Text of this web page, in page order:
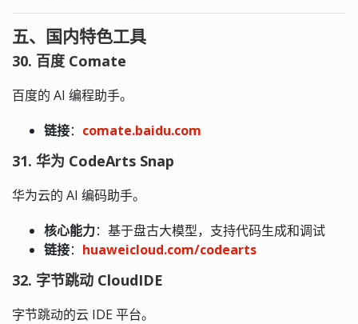
五、国内特色工具
30. 百度 Comate
百度的 AI 编程助手。
链接： comate.baidu.com
31. 华为 CodeArts Snap
华为云的 AI 编码助手。
核心能力：基于盘古大模型，支持代码生成和调试
链接： huaweicloud.com/codearts
32. 字节跳动 CloudIDE
字节跳动的云 IDE 平台。